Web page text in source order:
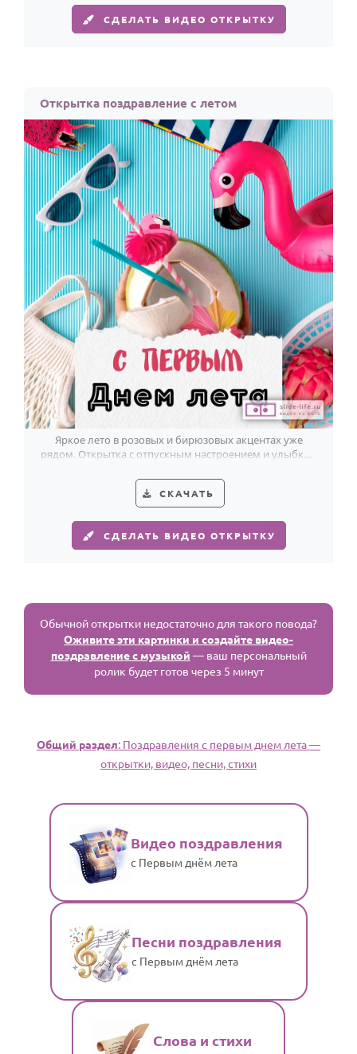
СДЕЛАТЬ ВИДЕО ОТКРЫТКУ
Открытка поздравление с летом
Яркое лето в розовых и бирюзовых акцентах уже
рядом. Открытка с отпускным настроением и улыбкой
СКАЧАТЬ
СДЕЛАТЬ ВИДЕО ОТКРЫТКУ
Обычной открытки недостаточно для такого повода?
Оживите эти картинки и создайте видео-
поздравление с музыкой — ваш персональный
ролик будет готов через 5 минут
Общий раздел: Поздравления с первым днем лета —
открытки, видео, песни, стихи
Видео поздравления
с Первым днём лета
Песни поздравления
с Первым днём лета
Слова и стихи